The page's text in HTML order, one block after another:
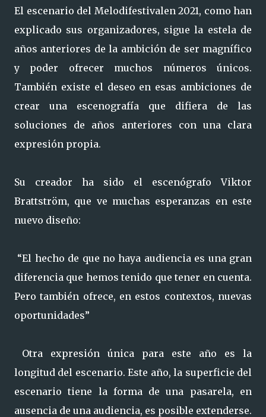
El escenario del Melodifestivalen 2021, como han
explicado sus organizadores, sigue la estela de
años anteriores de la ambición de ser magnífico
y poder ofrecer muchos números únicos.
También existe el deseo en esas ambiciones de
crear una escenografía que difiera de las
soluciones de años anteriores con una clara
expresión propia.
Su creador ha sido el escenógrafo Viktor
Brattström, que ve muchas esperanzas en este
nuevo diseño:
“El hecho de que no haya audiencia es una gran
diferencia que hemos tenido que tener en cuenta.
Pero también ofrece, en estos contextos, nuevas
oportunidades”
Otra expresión única para este año es la
longitud del escenario. Este año, la superficie del
escenario tiene la forma de una pasarela, en
ausencia de una audiencia, es posible extenderse.